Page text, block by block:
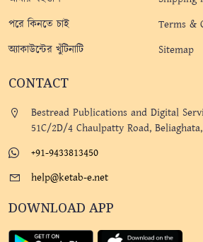
পরে কিনতে চাই
অ্যাকাউন্টের খুঁটিনাটি
Terms &
Sitemap
CONTACT
Bestread Publications and Digital
51C/2D/4 Chaulpatty Road,
+91-9433813450
help@ketab-e.net
DOWNLOAD APP